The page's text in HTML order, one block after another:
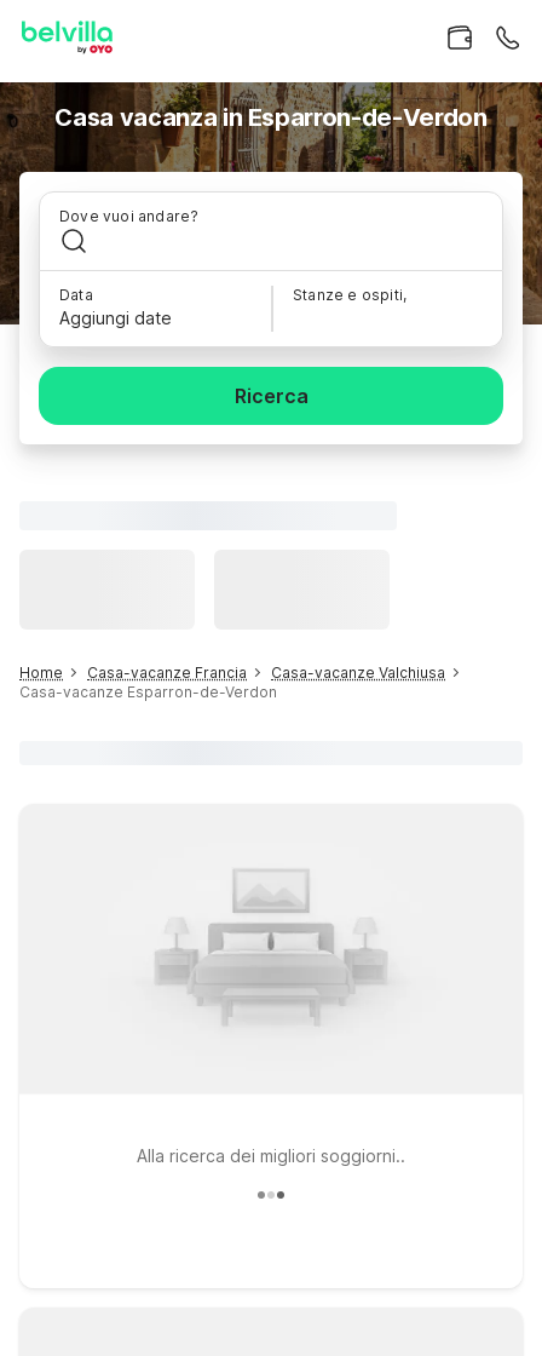
Casa vacanza in Esparron-de-Verdon
Dove vuoi andare?
Data
Aggiungi date
Stanze e ospiti,
Ricerca
Home Casa-vacanze Francia
Casa-vacanze Valchiusa
Casa-vacanze Esparron-de-Verdon
Alla ricerca dei migliori soggiorni..